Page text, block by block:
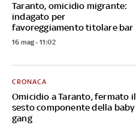
Taranto, omicidio migrante:
indagato per
favoreggiamento titolare bar
16 mag - 11:02
Omicidio a Taranto, fermato il
sesto componente della baby
gang
CRONACA